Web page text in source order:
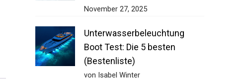
November 27, 2025
Unterwasserbeleuchtung
Boot Test: Die 5 besten
(Bestenliste)
von Isabel Winter